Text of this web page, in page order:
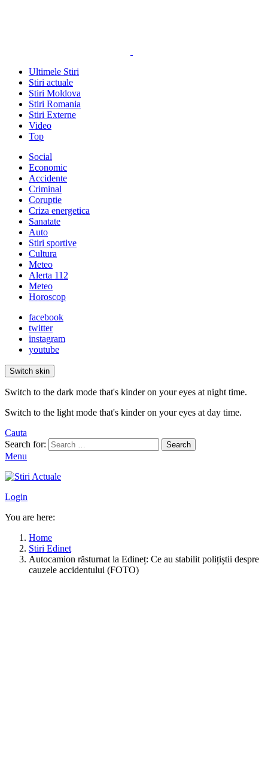
Ultimele Stiri
Stiri actuale
Stiri Moldova
Stiri Romania
Stiri Externe
Video
Top
Social
Economic
Accidente
Criminal
Coruptie
Criza energetica
Sanatate
Auto
Stiri sportive
Cultura
Meteo
Alerta 112
Meteo
Horoscop
facebook
twitter
instagram
youtube
Switch skin
Switch to the dark mode that's kinder on your eyes at night time.
Switch to the light mode that's kinder on your eyes at day time.
Cauta
Search for:
Search
Menu
Login
You are here:
Home
Stiri Edinet
Autocamion răsturnat la Edineț: Ce au stabilit polițiștii despre
cauzele accidentului (FOTO)